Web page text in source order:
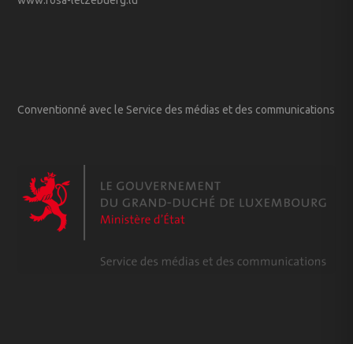
Conventionné avec le Service des médias et des communications